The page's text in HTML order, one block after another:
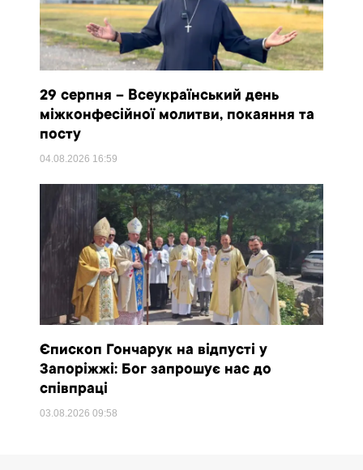
29 серпня – Всеукраїнський день
міжконфесійної молитви, покаяння та
посту
04.08.2026 16:59
Єпископ Гончарук на відпусті у
Запоріжжі: Бог запрошує нас до
співпраці
03.08.202609:58